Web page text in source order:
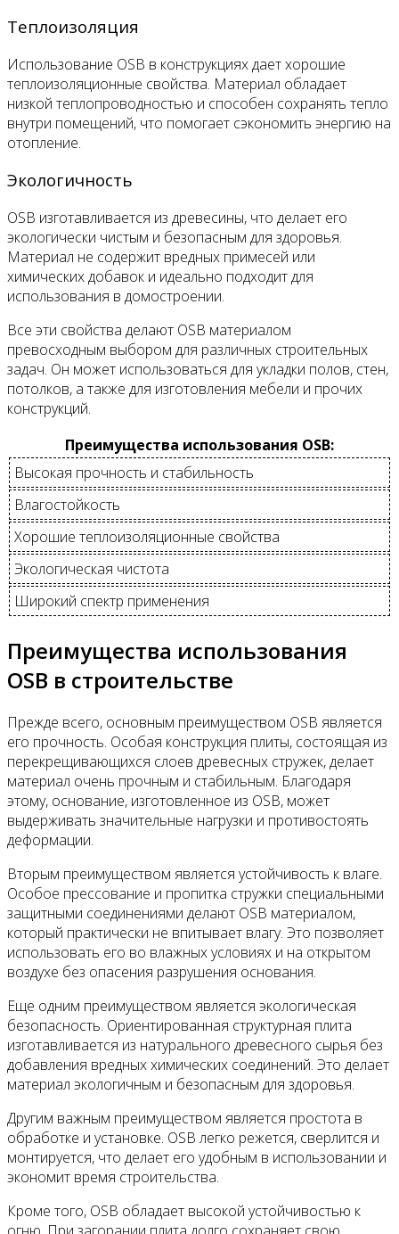
Теплоизоляция
Использование OSB в конструкциях дает хорошие
теплоизоляционные свойства. Материал обладает
низкой теплопроводностью и способен сохранять тепло
внутри помещений, что помогает сэкономить энергию на
отопление.
Экологичность
OSB изготавливается из древесины, что делает его
экологически чистым и безопасным для здоровья.
Материал не содержит вредных примесей или
химических добавок и идеально подходит для
использования в домостроении.
Все эти свойства делают OSB материалом
превосходным выбором для различных строительных
задач. Он может использоваться для укладки полов, стен,
потолков, а также для изготовления мебели и прочих
конструкций.
Преимущества использования OSB:
Высокая прочность и стабильность
Влагостойкость
Хорошие теплоизоляционные свойства
Экологическая чистота
Широкий спектр применения
Преимущества использования
OSB в строительстве
Прежде всего, основным преимуществом OSB является
его прочность. Особая конструкция плиты, состоящая из
перекрещивающихся слоев древесных стружек, делает
материал очень прочным и стабильным. Благодаря
этому, основание, изготовленное из OSB, может
выдерживать значительные нагрузки и противостоять
деформации.
Вторым преимуществом является устойчивость к влаге.
Особое прессование и пропитка стружки специальными
защитными соединениями делают OSB материалом,
который практически не впитывает влагу. Это позволяет
использовать его во влажных условиях и на открытом
воздухе без опасения разрушения основания.
Еще одним преимуществом является экологическая
безопасность. Ориентированная структурная плита
изготавливается из натурального древесного сырья без
добавления вредных химических соединений. Это делает
материал экологичным и безопасным для здоровья.
Другим важным преимуществом является простота в
обработке и установке. OSB легко режется, сверлится и
монтируется, что делает его удобным в использовании и
экономит время строительства.
Кроме того, OSB обладает высокой устойчивостью к